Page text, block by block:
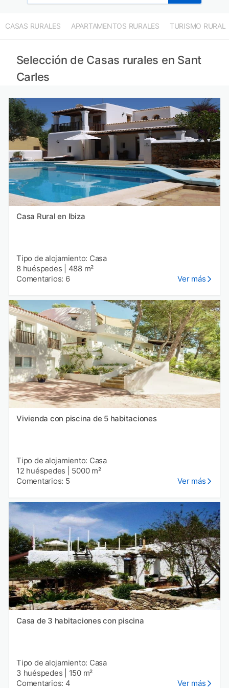
CASAS RURALES APARTAMENTOS RURALES TURISMO RURAL
Selección de Casas rurales en Sant
Carles
Casa Rural en Ibiza
Tipo de alojamiento: Casa
8 huéspedes
488 m²
Comentarios: 6
Ver más
Vivienda con piscina de 5 habitaciones
Tipo de alojamiento: Casa
12 huéspedes
5000 m²
Comentarios: 5
Ver más
Casa de 3 habitaciones con piscina
Tipo de alojamiento: Casa
3 huéspedes
150 m²
Comentarios: 4
Ver más